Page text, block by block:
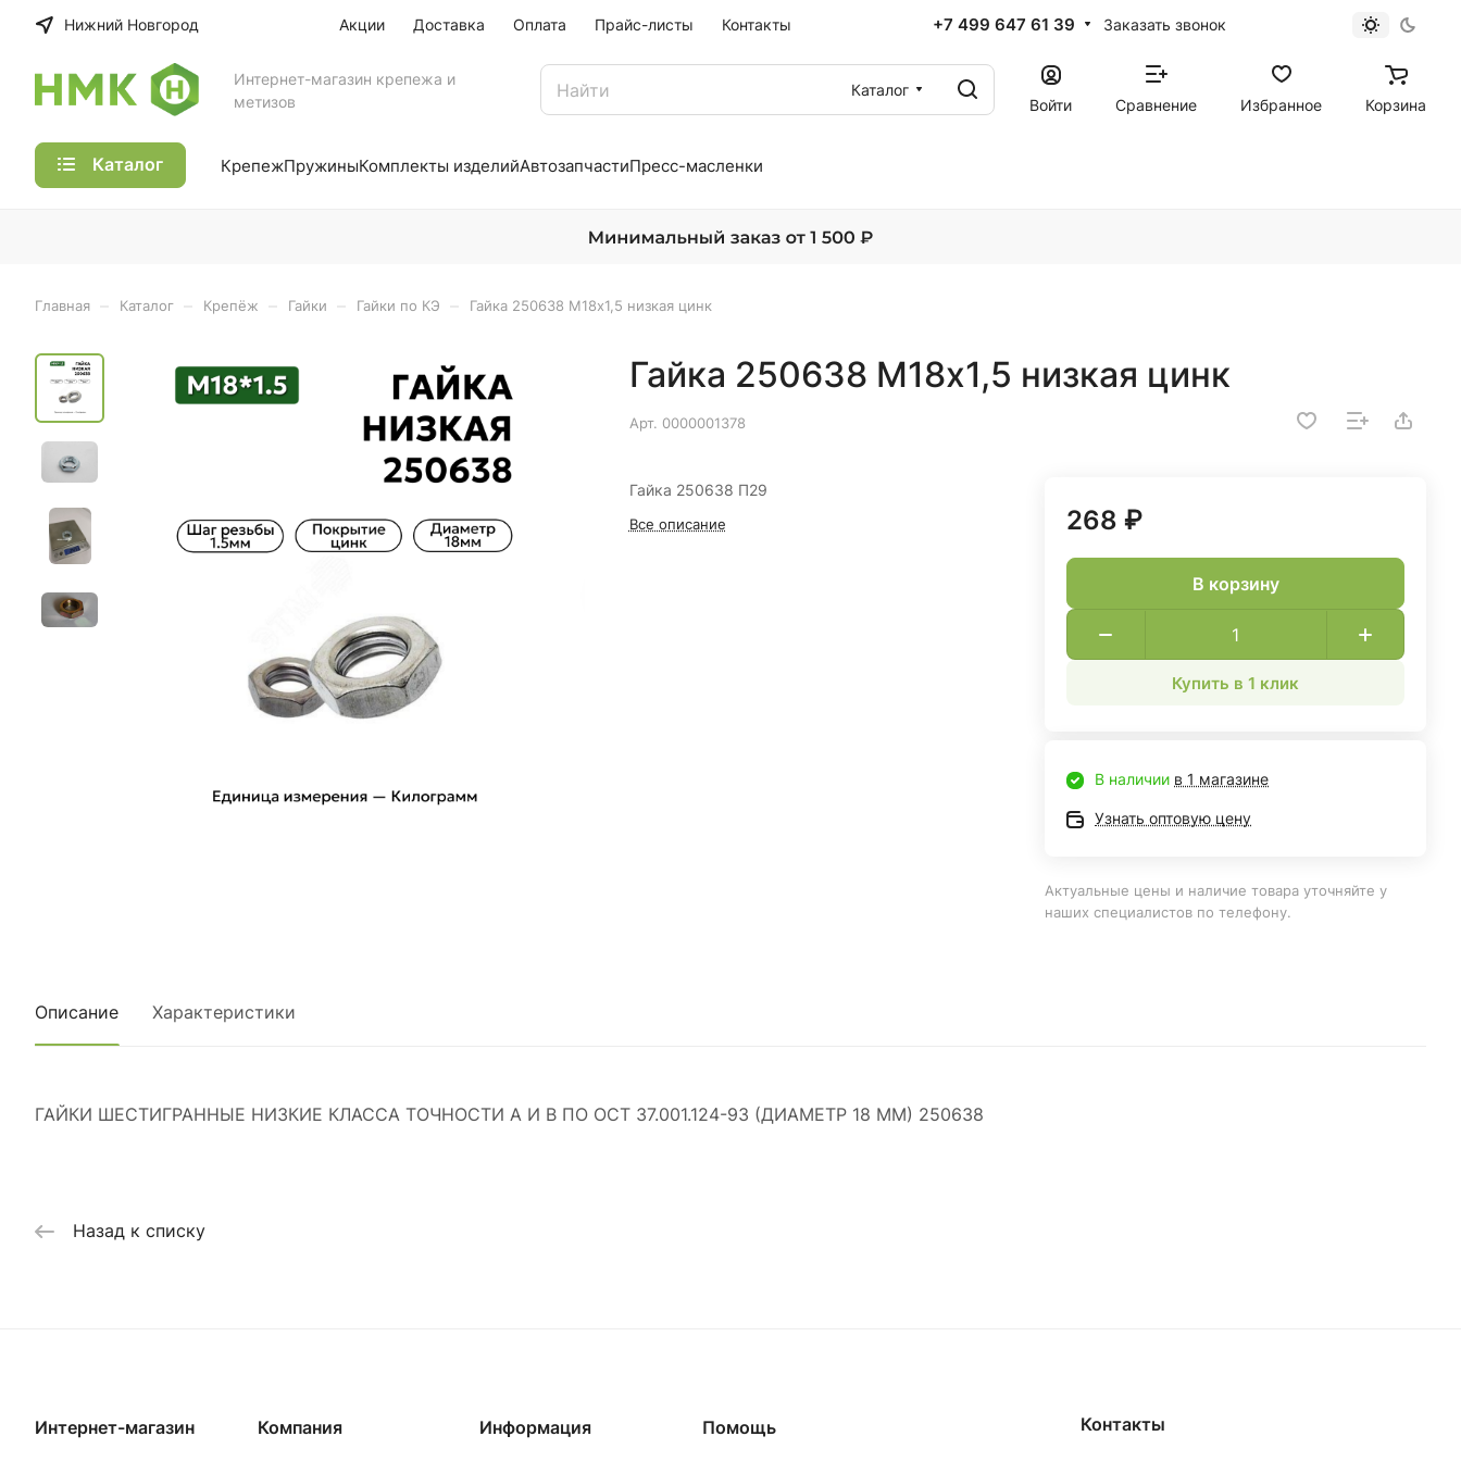
Нижний Новгород Акции Доставка Оплата Прайс-листы Контакты +7 499 647 61 39 Заказать звонок
Интернет-магазин крепежа и
метизов
Каталог
Войти
Сравнение Избранное Корзина
Каталог КрепежПружиныКомплекты изделийАвтозапчастиПресс-масленки
Главная Каталог Крепёж Гайки Гайки по КЭ Гайка 250638 М18х1,5 низкая цинк
Гайка 250638 М18х1,5 низкая цинк
Арт. 0000001378
Гайка 250638 П29
Все описание 268 ₽
В корзину
Купить в 1 клик
В наличии в 1 магазине
Узнать оптовую цену
Актуальные цены и наличие товара уточняйте у
наших специалистов по телефону.
Описание Характеристики
ГАЙКИ ШЕСТИГРАННЫЕ НИЗКИЕ КЛАССА ТОЧНОСТИ А И В ПО ОСТ 37.001.124-93 (ДИАМЕТР 18 ММ) 250638
Назад к списку
Интернет-магазин Компания Информация Помощь Контакты